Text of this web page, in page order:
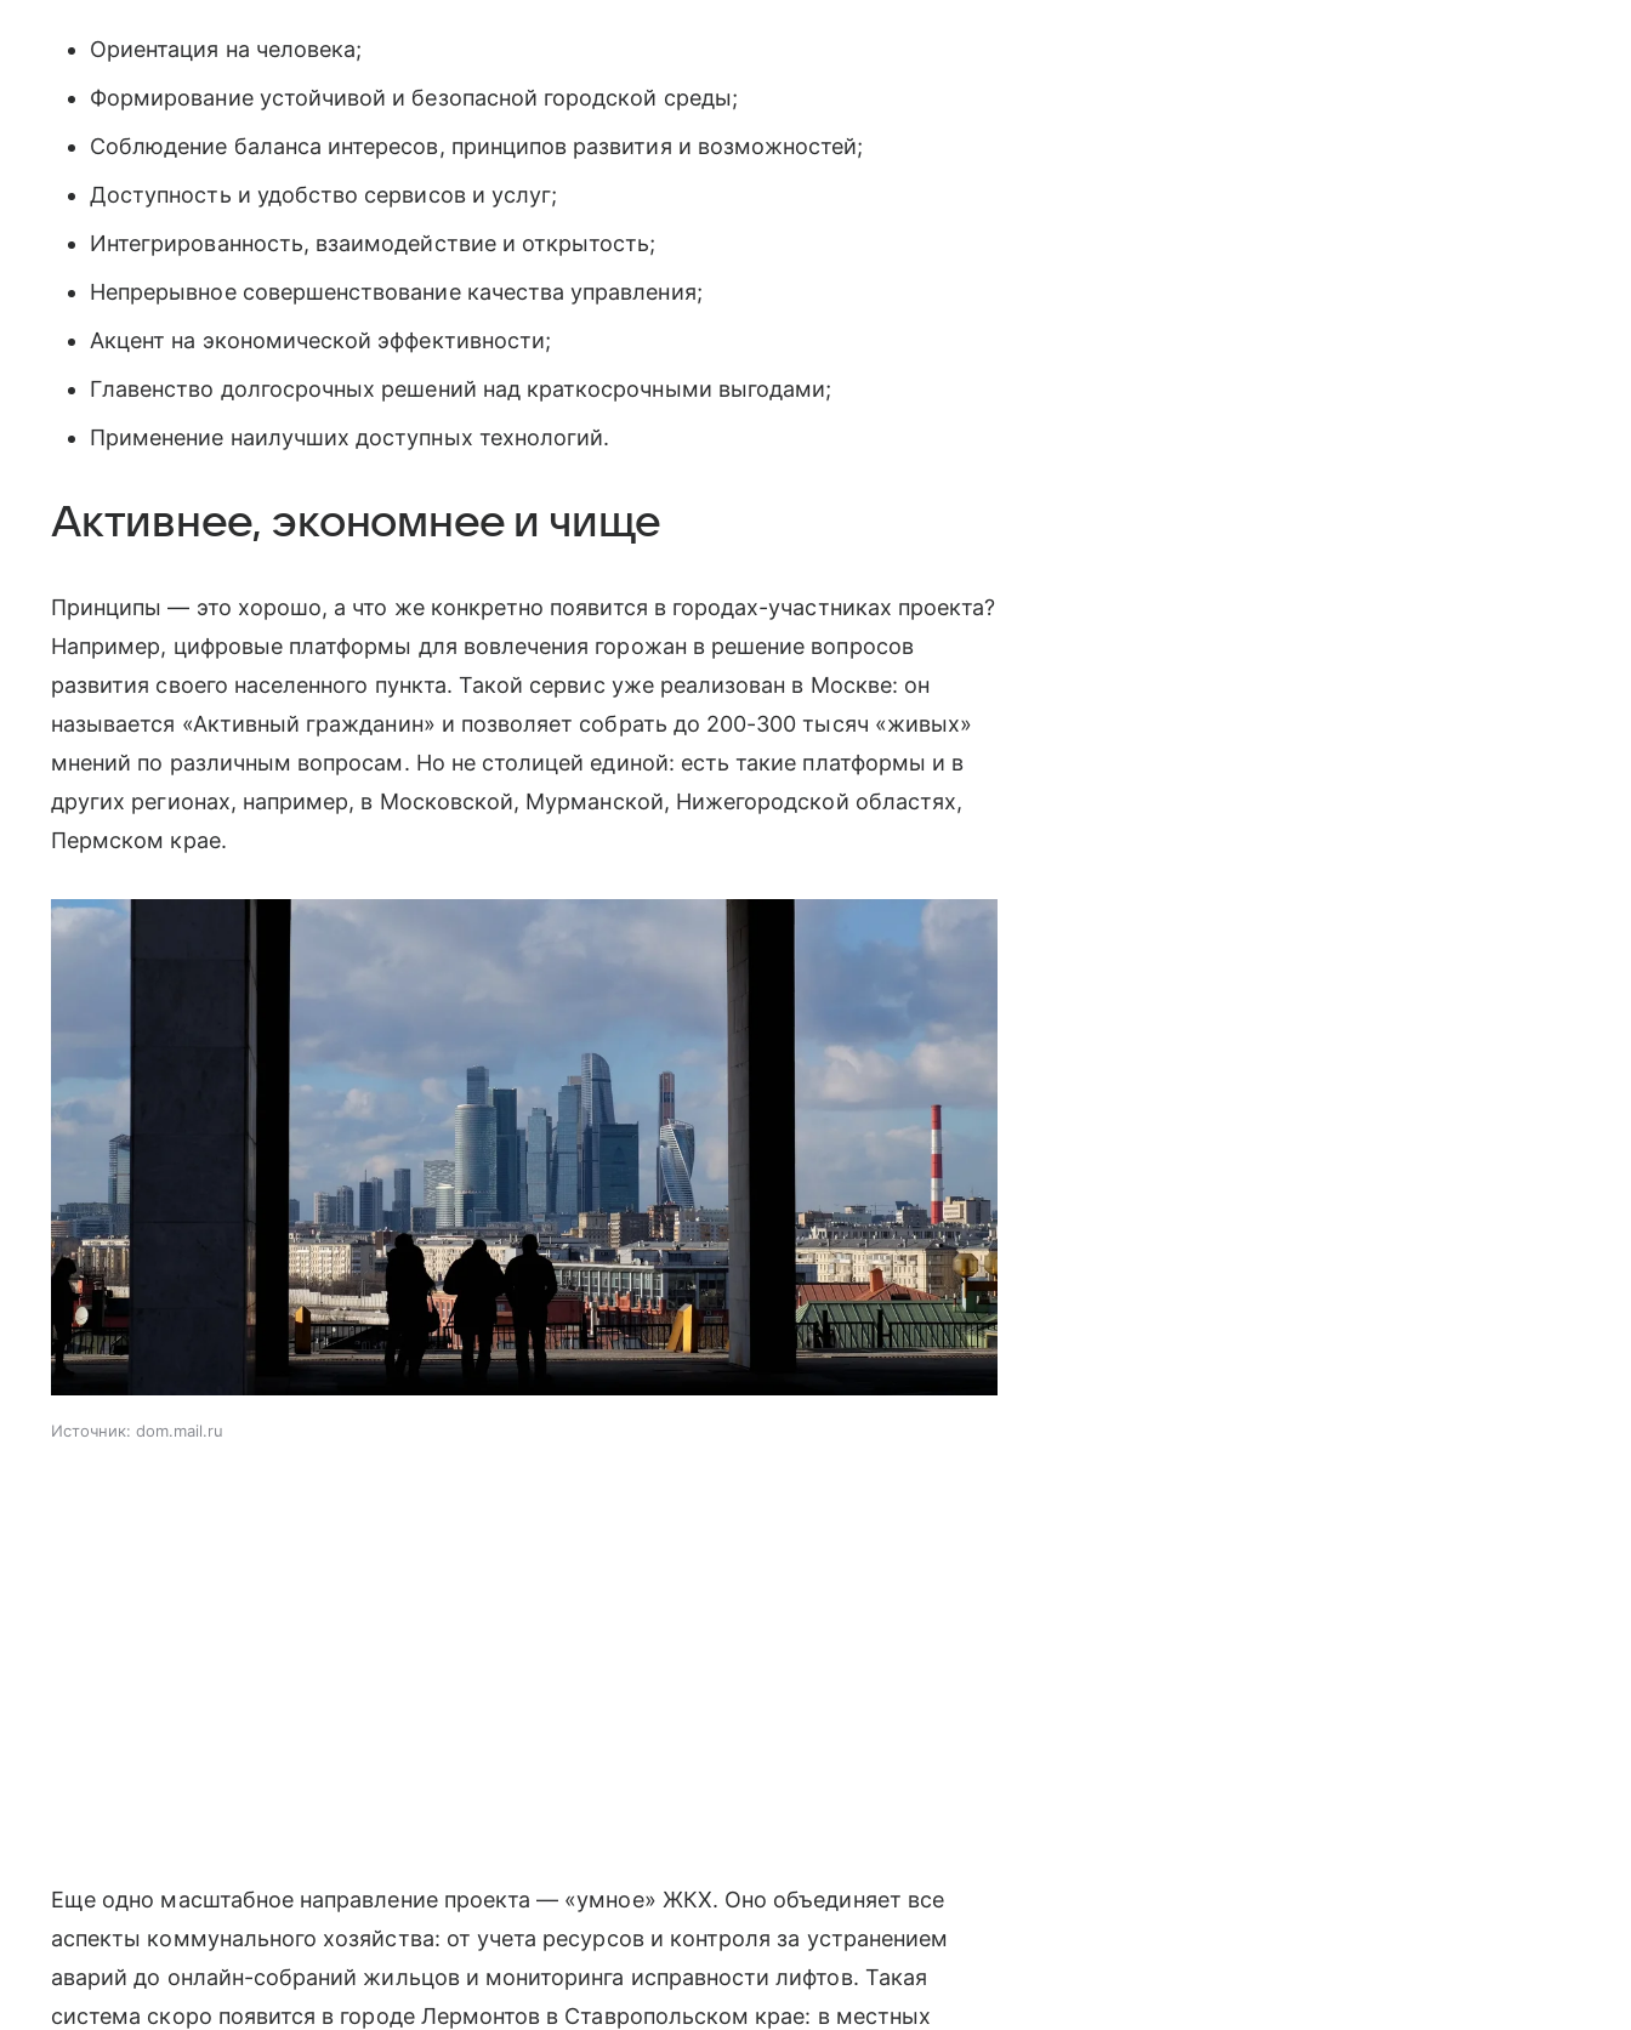
Ориентация на человека;
Формирование устойчивой и безопасной городской среды;
Соблюдение баланса интересов, принципов развития и возможностей;
Доступность и удобство сервисов и услуг;
Интегрированность, взаимодействие и открытость;
Непрерывное совершенствование качества управления;
Акцент на экономической эффективности;
Главенство долгосрочных решений над краткосрочными выгодами;
Применение наилучших доступных технологий.
Активнее, экономнее и чище
Принципы — это хорошо, а что же конкретно появится в городах-участниках проекта?
Например, цифровые платформы для вовлечения горожан в решение вопросов
развития своего населенного пункта. Такой сервис уже реализован в Москве: он
называется «Активный гражданин» и позволяет собрать до 200-300 тысяч «живых»
мнений по различным вопросам. Но не столицей единой: есть такие платформы и в
других регионах, например, в Московской, Мурманской, Нижегородской областях,
Пермском крае.
Источник: dom.mail.ru
Еще одно масштабное направление проекта — «умное» ЖКХ. Оно объединяет все
аспекты коммунального хозяйства: от учета ресурсов и контроля за устранением
аварий до онлайн-собраний жильцов и мониторинга исправности лифтов. Такая
система скоро появится в городе Лермонтов в Ставропольском крае: в местных